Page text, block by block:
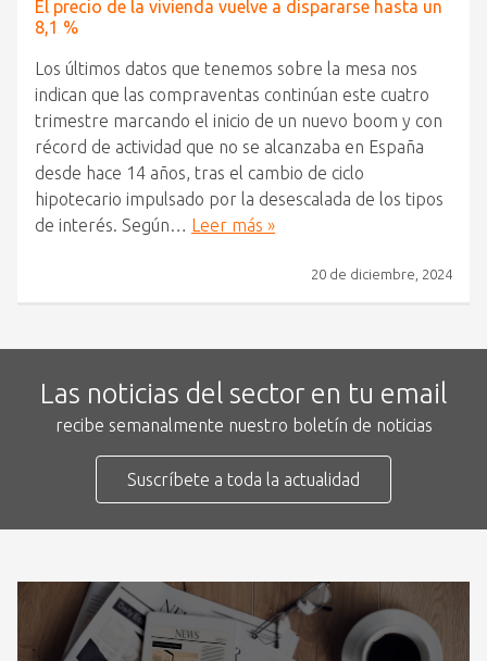
El precio de la vivienda vuelve a dispararse hasta un
8,1 %
Los últimos datos que tenemos sobre la mesa nos
indican que las compraventas continúan este cuatro
trimestre marcando el inicio de un nuevo boom y con
récord de actividad que no se alcanzaba en España
desde hace 14 años, tras el cambio de ciclo
hipotecario impulsado por la desescalada de los tipos
de interés. Según… Leer más »
20 de diciembre, 2024
Las noticias del sector en tu email
recibe semanalmente nuestro boletín de noticias
Suscríbete a toda la actualidad